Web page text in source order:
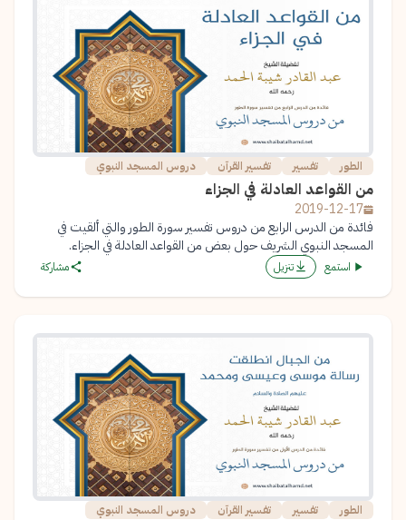
الطور تفسير تفسير القرآن دروس المسجد النبوي
من القواعد العادلة في الجزاء
2019-12-17
فائدة من الدرس الرابع من دروس تفسير سورة الطور والتي ألقيت في
المسجد النبوي الشريف حول بعض من القواعد العادلة في الجزاء.
استمع تنزيل مشاركة
الطور تفسير تفسير القرآن دروس المسجد النبوي